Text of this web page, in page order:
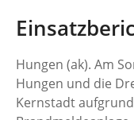
Hungen (ak). Am
Hungen und die
Kernstadt